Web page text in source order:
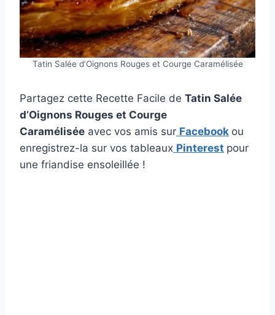
Tatin Salée d’Oignons Rouges et Courge Caramélisée
Partagez cette Recette Facile de Tatin Salée
d’Oignons Rouges et Courge
Caramélisée avec vos amis sur Facebook ou
enregistrez-la sur vos tableaux Pinterest pour
une friandise ensoleillée !